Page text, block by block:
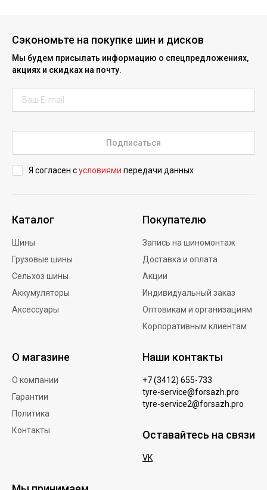
Сэкономьте на покупке шин и дисков
Мы будем присылать информацию о спецпредложениях,
акциях и скидках на почту.
Подписаться
Я согласен сусловиями передачи данных
Каталог
Шины
Грузовые шины
Сельхоз шины
Аккумуляторы
Аксессуары
Покупателю
Запись на шиномонтаж
Доставка и оплата
Акции
Индивидуальный заказ
Оптовикам и организациям
Корпоративным клиентам
О магазине
О компании
Гарантии
Политика
Контакты
Наши контакты
+7 (3412) 655-733
tyre-service@forsazh.pro
tyre-service2@forsazh.pro
Оставайтесь на связи
VK